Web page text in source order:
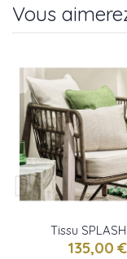
Vous
Tissu
Osborne &
135,00 €